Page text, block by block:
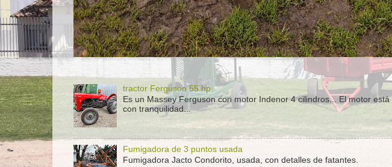
tractor Ferguson 55 hp
Es un Massey Ferguson con motor Indenor 4 cilindros... El motor
con tranquilidad...
Fumigadora de 3 puntos usada
Fumigadora Jacto Condorito, usada, con detalles de fatantes.